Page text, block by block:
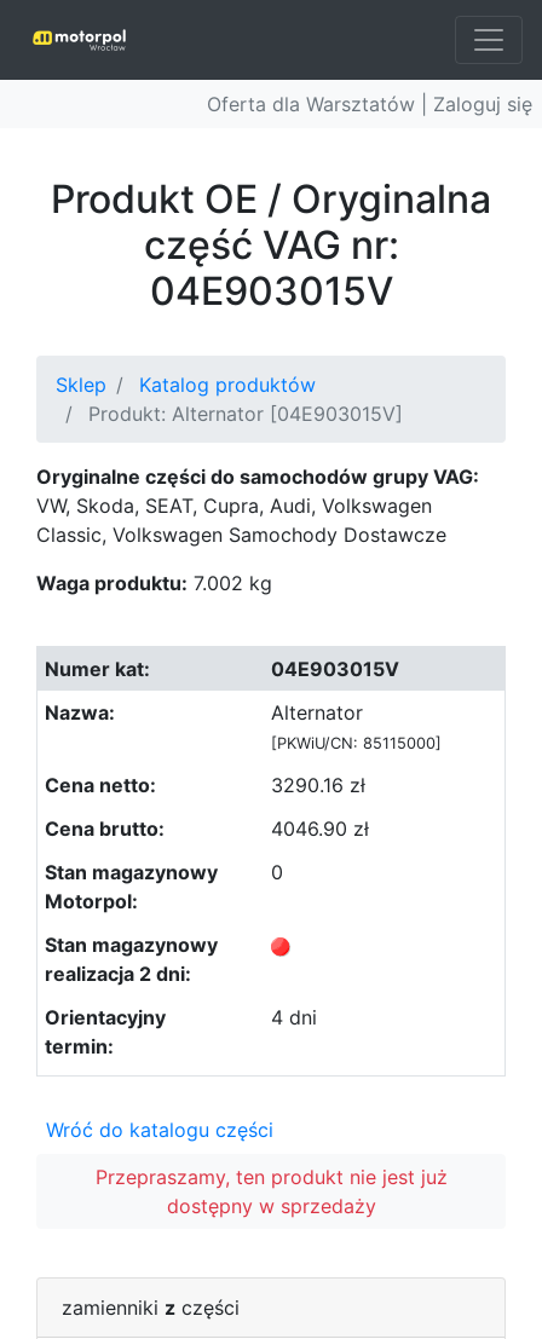
Oferta dla Warsztatów | Zaloguj się
Produkt OE / Oryginalna
część VAG nr:
04E903015V
Sklep
Katalog produktów
Produkt: Alternator [04E903015V]
Oryginalne części do samochodów grupy VAG:
VW, Skoda, SEAT, Cupra, Audi, Volkswagen
Classic, Volkswagen Samochody Dostawcze
Waga produktu: 7.002 kg
04E903015V
Alternator
[PKWiU/CN: 85115000]
3290.16 zł
4046.90 zł
0
4 dni
Wróć do katalogu części
Przepraszamy, ten produkt nie jest już
dostępny w sprzedaży
zamienniki z części